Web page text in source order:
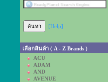
[Help]
เลือกสินค้า ( A - Z Brands )
ACU
ADAM
AND
AVENUE